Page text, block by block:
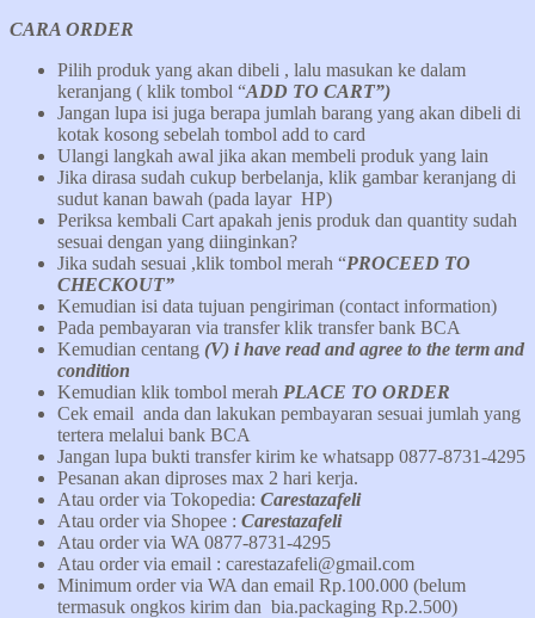
CARA ORDER
Pilih produk yang akan dibeli , lalu masukan ke dalam
keranjang ( klik tombol “ADD TO CART”)
Jangan lupa isi juga berapa jumlah barang yang akan dibeli di
kotak kosong sebelah tombol add to card
Ulangi langkah awal jika akan membeli produk yang lain
Jika dirasa sudah cukup berbelanja, klik gambar keranjang di
sudut kanan bawah (pada layar HP)
Periksa kembali Cart apakah jenis produk dan quantity sudah
sesuai dengan yang diinginkan?
Jika sudah sesuai ,klik tombol merah “PROCEED TO
CHECKOUT”
Kemudian isi data tujuan pengiriman (contact information)
Pada pembayaran via transfer klik transfer bank BCA
Kemudian centang (V) i have read and agree to the term and
condition
Kemudian klik tombol merah PLACE TO ORDER
Cek email anda dan lakukan pembayaran sesuai jumlah yang
tertera melalui bank BCA
Jangan lupa bukti transfer kirim ke whatsapp 0877-8731-4295
Pesanan akan diproses max 2 hari kerja.
Atau order via Tokopedia: Carestazafeli
Atau order via Shopee : Carestazafeli
Atau order via WA 0877-8731-4295
Atau order via email : carestazafeli@gmail.com
Minimum order via WA dan email Rp.100.000 (belum
termasuk ongkos kirim dan bia.packaging Rp.2.500)